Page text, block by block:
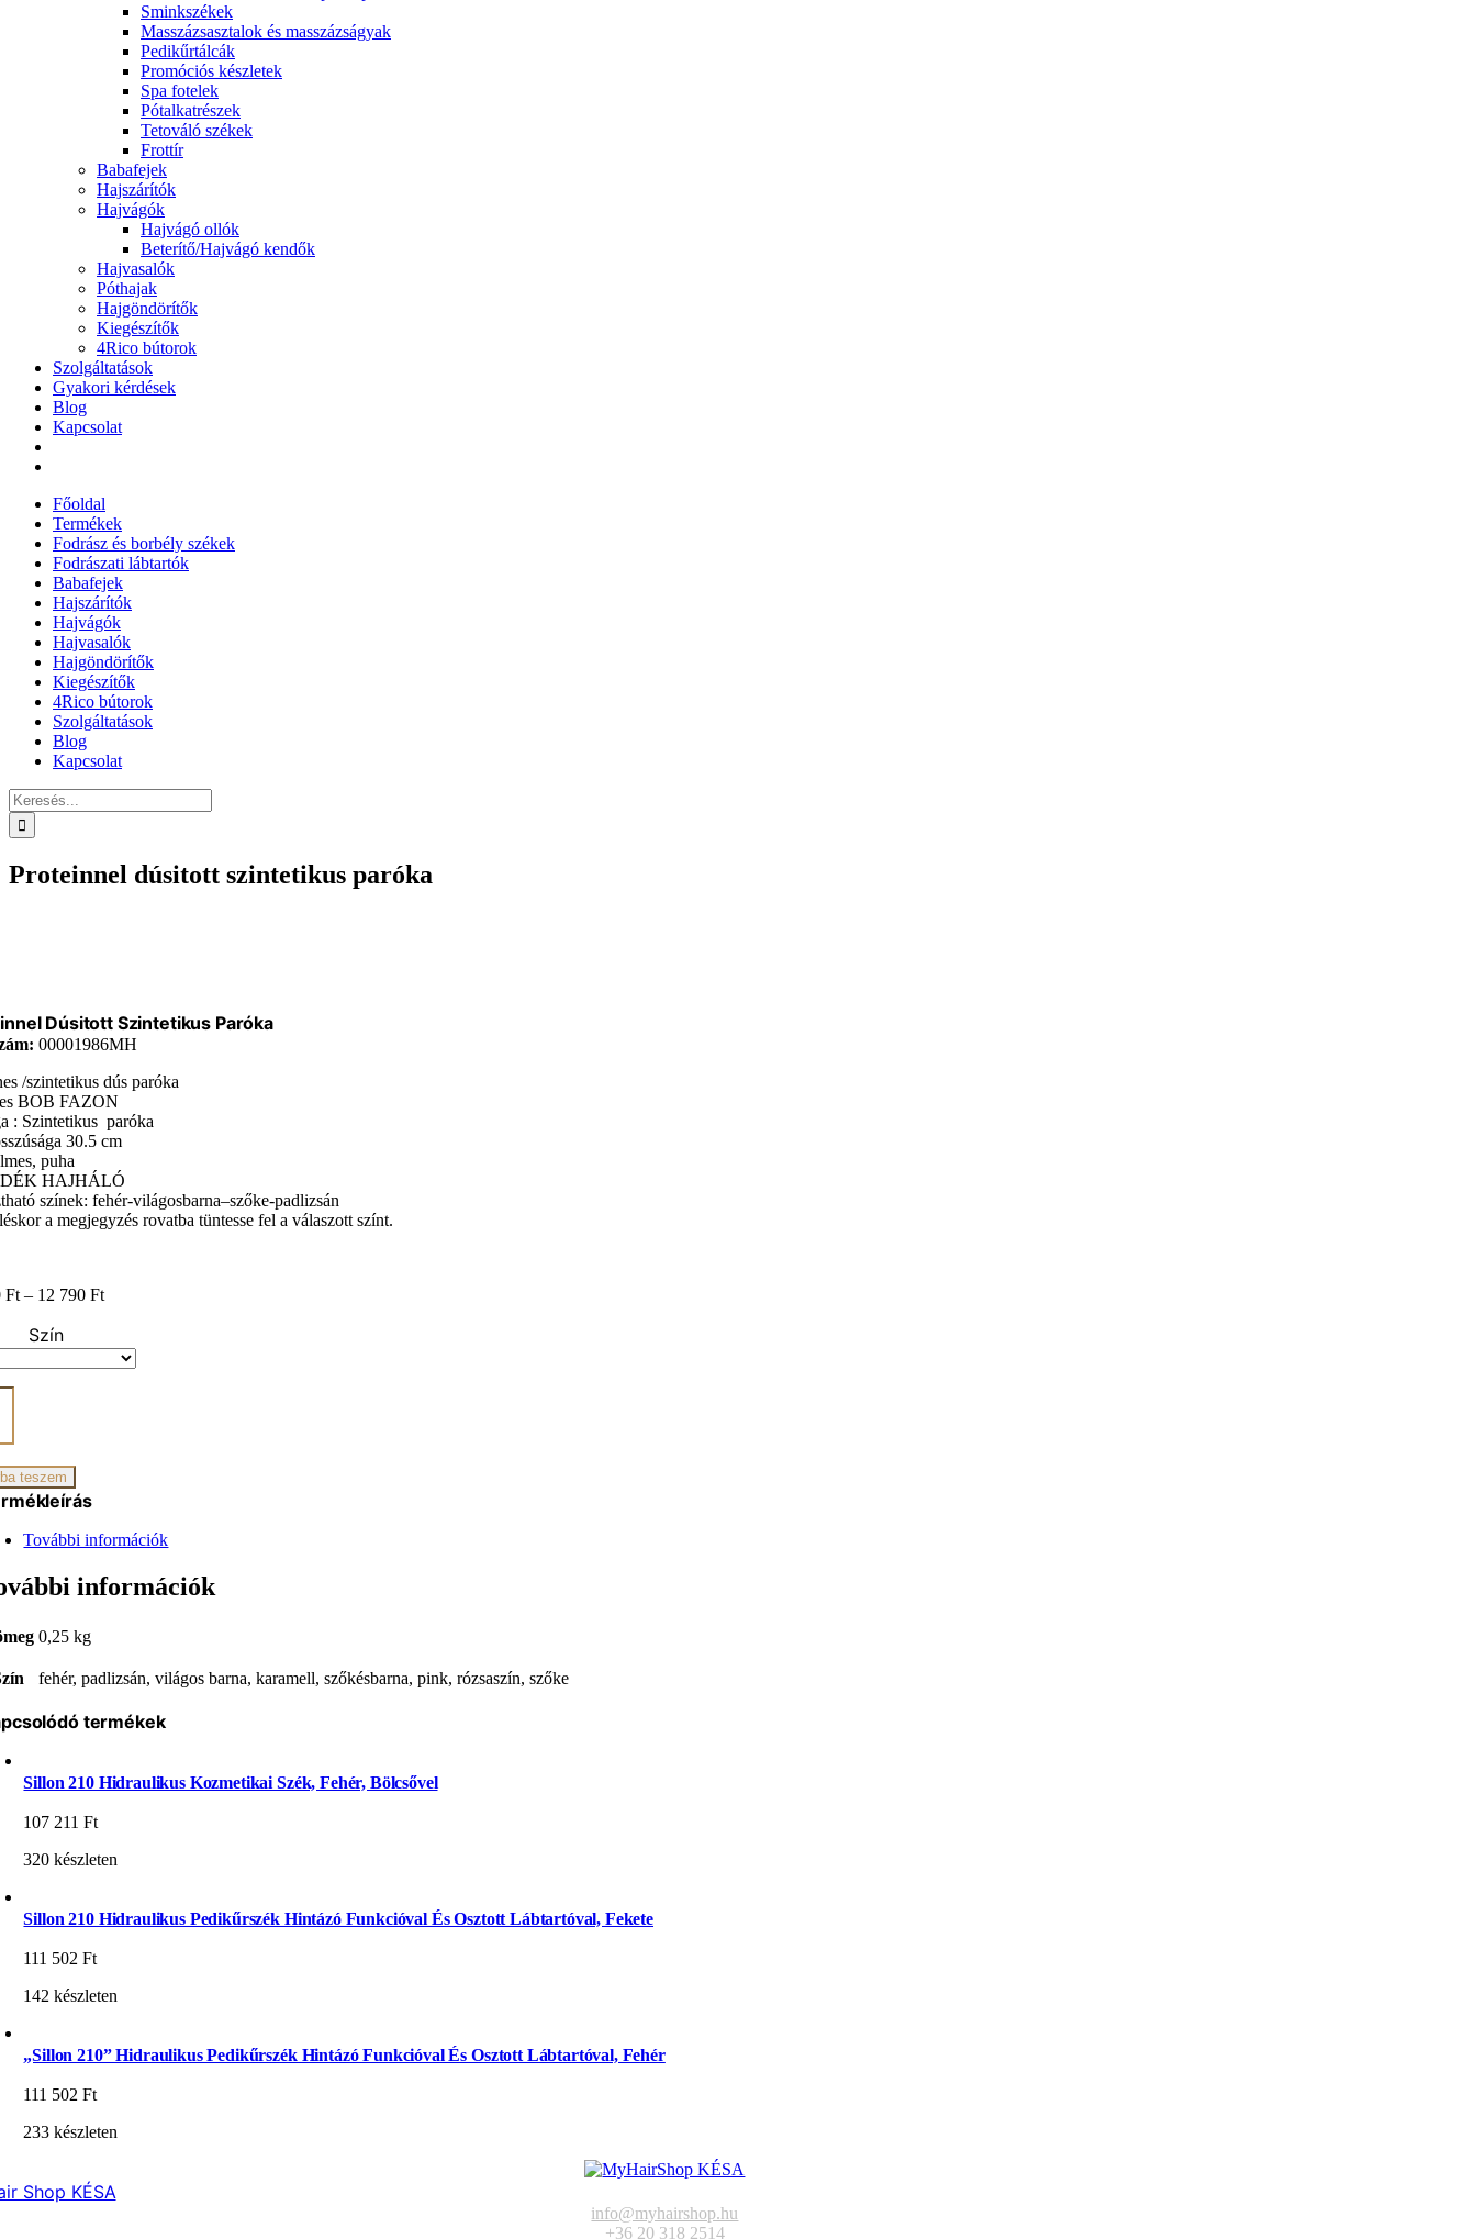
Sminkszékek
Masszázsasztalok és masszázságyak
Pedikűrtálcák
Promóciós készletek
Spa fotelek
Pótalkatrészek
Tetováló székek
Frottír
Babafejek
Hajszárítók
Hajvágók
Hajvágó ollók
Beterítő/Hajvágó kendők
Hajvasalók
Póthajak
Hajgöndörítők
Kiegészítők
4Rico bútorok
Szolgáltatások
Gyakori kérdések
Blog
Kapcsolat
Főoldal
Termékek
Fodrász és borbély székek
Fodrászati lábtartók
Babafejek
Hajszárítók
Hajvágók
Hajvasalók
Hajgöndörítők
Kiegészítők
4Rico bútorok
Szolgáltatások
Blog
Kapcsolat
Keresés...
Proteinnel dúsitott szintetikus paróka
Dúsitott Szintetikus Paróka
00001986MH
/szintetikus dús paróka
BOB FAZON
: Szintetikus paróka
30.5 cm
puha
HAJHÁLÓ
színek: fehér-világosbarna–szőke-padlizsán
a megjegyzés rovatba tüntesse fel a válaszott színt.
Ft – 12 790 FtÁrtartomány:
-
12
Szín
teszem
További információk
információk
0,25 kg
fehér, padlizsán, világos barna, karamell, szőkésbarna, pink, rózsaszín, szőke
termékek
Sillon 210 Hidraulikus Kozmetikai Szék, Fehér, Bölcsővel
107 211Ft
320 készleten
Sillon 210 Hidraulikus Pedikűrszék Hintázó Funkcióval És Osztott Lábtartóval, Fekete
111 502Ft
142 készleten
„Sillon 210” Hidraulikus Pedikűrszék Hintázó Funkcióval És Osztott Lábtartóval, Fehér
111 502Ft
233 készleten
Shop KÉSA
info@myhairshop.hu
+36 20 318 2514